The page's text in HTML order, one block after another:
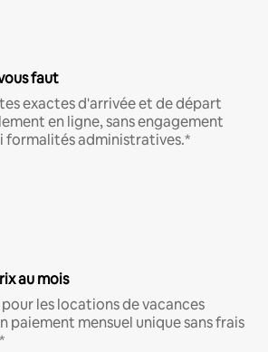
faut
exactes d'arrivée et de départ
en ligne, sans engagement
formalités administratives.*
au mois
les locations de vacances
paiement mensuel unique sans frais